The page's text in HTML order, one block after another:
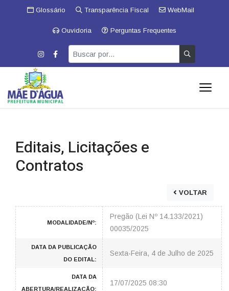
Glossário Transparência Fiscal WebMail
Ouvidoria Perguntas Frequentes
Editais, Licitações e
Contratos
VOLTAR
MODALIDADE/Nº:
Pregão (Lei Nº 14.133/2021)
00035/2025
DATA DA PUBLICAÇÃO
DO EDITAL:
Sexta-Feira, 4 de Julho de 2025
DATA DA
ABERTURA/REALIZAÇÃO:
17/07/2025 08:30